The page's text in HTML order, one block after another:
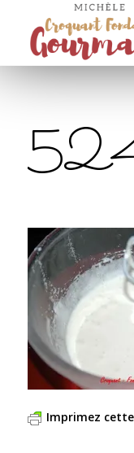
Imprimez